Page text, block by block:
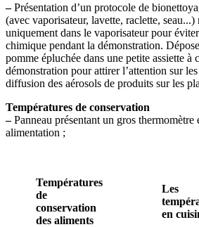
–Présentation d’un protocole de
(avec vaporisateur, lavette, raclette, seau...)
uniquement dans le vaporisateur pour
chimique pendant la démonstration.
pomme épluchée dans une petite assiette à
démonstration pour attirer l’attention sur
diffusion des aérosols de produits sur les
Températures de conservation
–Panneau présentant un gros thermomètre
alimentation ;
Températures
de
conservation
des aliments
Les
en